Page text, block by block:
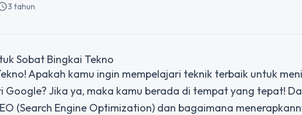
3 tahun
Sobat Bingkai Tekno
Apakah kamu ingin mempelajari teknik terbaik untuk
Google? Jika ya, maka kamu berada di tempat yang tepat!
(Search Engine Optimization) dan bagaimana